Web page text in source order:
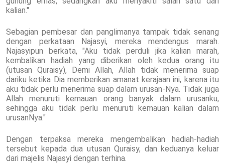
kalian."
Sebagian pembesar dan panglimanya tampak tidak senang
dengan perkataan Najasyi, mereka mendengus marah.
Najasyipun berkata, "Aku tidak perduli jika kalian marah,
kembalikan hadiah yang diberikan oleh kedua orang itu
(utusan Quraisy), Demi Allah, Allah tidak menerima suap
dariku ketika Dia memberikan amanat kerajaan ini, karena itu
aku tidak perlu menerima suap dalam urusan-Nya. Tidak juga
Allah menuruti kemauan orang banyak dalam urusanku,
sehingga aku tidak perlu menuruti kemauan kalian dalam
urusanNya."
Dengan terpaksa mereka mengembalikan hadiah-hadiah
tersebut kepada dua utusan Quraisy, dan keduanya keluar
dari majelis Najasyi dengan terhina.